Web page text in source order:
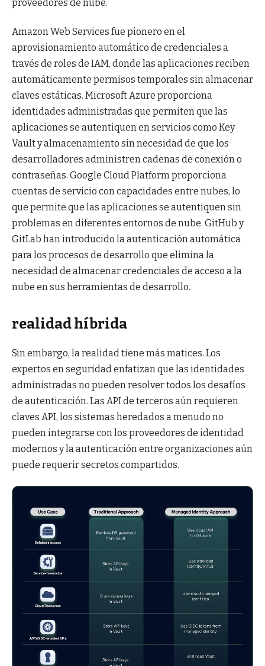
proveedores de nube.
Amazon Web Services fue pionero en el
aprovisionamiento automático de credenciales a
través de roles de IAM, donde las aplicaciones reciben
automáticamente permisos temporales sin almacenar
claves estáticas. Microsoft Azure proporciona
identidades administradas que permiten que las
aplicaciones se autentiquen en servicios como Key
Vault y almacenamiento sin necesidad de que los
desarrolladores administren cadenas de conexión o
contraseñas. Google Cloud Platform proporciona
cuentas de servicio con capacidades entre nubes, lo
que permite que las aplicaciones se autentiquen sin
problemas en diferentes entornos de nube. GitHub y
GitLab han introducido la autenticación automática
para los procesos de desarrollo que elimina la
necesidad de almacenar credenciales de acceso a la
nube en sus herramientas de desarrollo.
realidad híbrida
Sin embargo, la realidad tiene más matices. Los
expertos en seguridad enfatizan que las identidades
administradas no pueden resolver todos los desafíos
de autenticación. Las API de terceros aún requieren
claves API, los sistemas heredados a menudo no
pueden integrarse con los proveedores de identidad
modernos y la autenticación entre organizaciones aún
puede requerir secretos compartidos.